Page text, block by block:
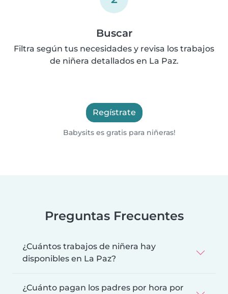
Buscar
Filtra según tus necesidades y revisa los trabajos
de niñera detallados en La Paz.
Regístrate
Babysits es gratis para niñeras!
Preguntas Frecuentes
¿Cuántos trabajos de niñera hay
disponibles en La Paz?
¿Cuánto pagan los padres por hora por